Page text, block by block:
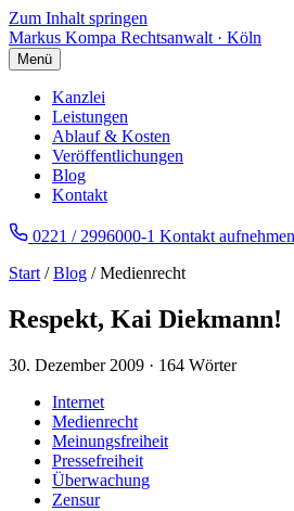
Zum Inhalt springen
Markus Kompa Rechtsanwalt · Köln
Menü
Kanzlei
Leistungen
Ablauf & Kosten
Veröffentlichungen
Blog
Kontakt
0221 / 2996000-1 Kontakt aufnehmen
Start /Blog / Medienrecht
Respekt, Kai Diekmann!
30. Dezember 2009 · 164 Wörter
Internet
Medienrecht
Meinungsfreiheit
Pressefreiheit
Überwachung
Zensur